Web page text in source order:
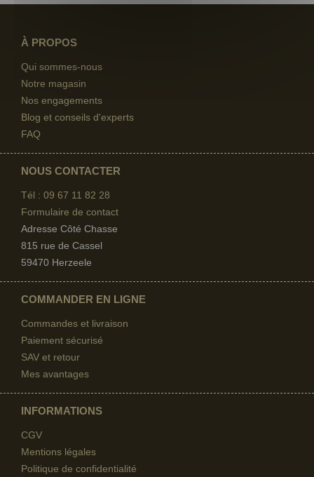
À PROPOS
Qui sommes-nous
Notre magasin
Nos engagements
Blog et conseils d'experts
FAQ
NOUS CONTACTER
Tél : 09 67 11 82 28
Formulaire de contact
Adresse Côté Chasse
815 rue de Cassel
59470 Herzeele
COMMANDER EN LIGNE
Commandes et livraison
Paiement sécurisé
SAV et retour
Mes avantages
INFORMATIONS
CGV
Mentions légales
Politique de confidentialité